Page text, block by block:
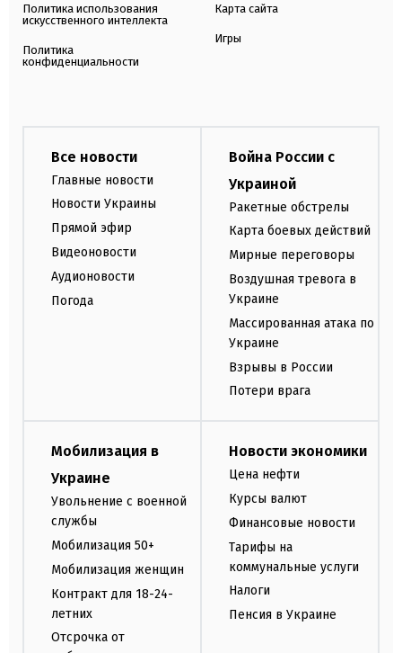
Политика использования
искусственного интеллекта
Политика
конфиденциальности
Карта сайта
Игры
Все новости
Главные новости
Новости Украины
Прямой эфир
Видеоновости
Аудионовости
Погода
Война России с
Украиной
Ракетные обстрелы
Карта боевых действий
Мирные переговоры
Воздушная тревога в
Украине
Массированная атака по
Украине
Взрывы в России
Потери врага
Мобилизация в
Украине
Увольнение с военной
службы
Мобилизация 50+
Мобилизация женщин
Контракт для 18-24-
летних
Отсрочка от
Новости экономики
Цена нефти
Курсы валют
Финансовые новости
Тарифы на
коммунальные услуги
Налоги
Пенсия в Украине